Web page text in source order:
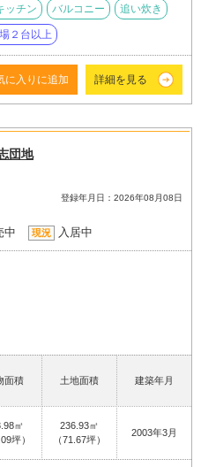
ッチン バルコニー 追い炊き
２台以上
に入りに追加 詳細を見る
団地
登録年月日：2026年08月08日
中 現況 入居中
面積 土地面積 建築年月
㎡
坪）
236.93㎡
（71.67坪）
2003年3月